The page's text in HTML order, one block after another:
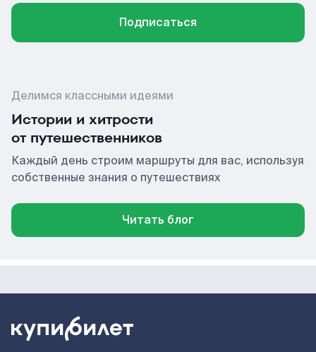
Подписаться
Делимся классными идеями
Истории и хитрости
от путешественников
Каждый день строим маршруты для вас, используя
собственные знания о путешествиях
Читать блог